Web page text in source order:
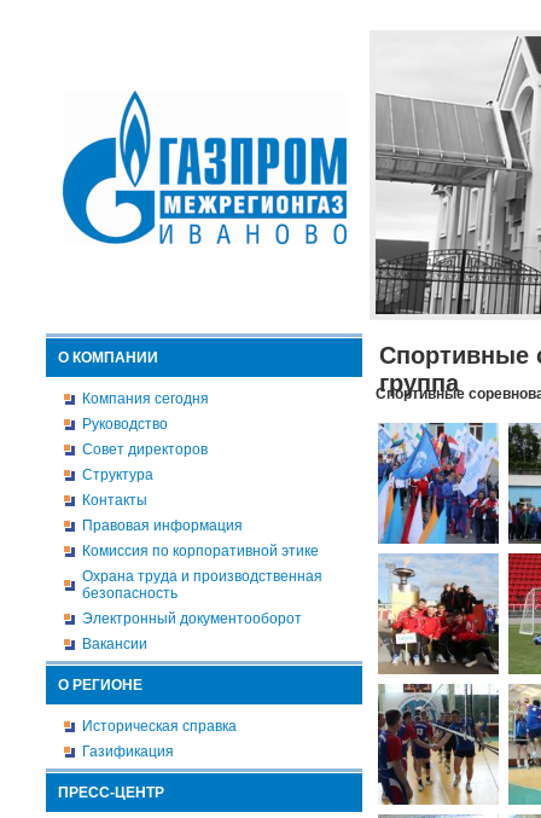
О КОМПАНИИ
Компания сегодня
Руководство
Совет директоров
Структура
Контакты
Правовая информация
Комиссия по корпоративной этике
Охрана труда и производственная
безопасность
Электронный документооборот
Вакансии
О РЕГИОНЕ
Историческая справка
Газификация
ПРЕСС-ЦЕНТР
Спортивные
группа
Спортивные